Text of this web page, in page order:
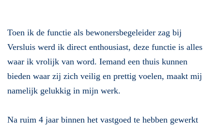
Toen ik de functie als bewonersbegeleider zag bij
Versluis werd ik direct enthousiast, deze functie is alles
waar ik vrolijk van word. Iemand een thuis kunnen
bieden waar zij zich veilig en prettig voelen, maakt mij
namelijk gelukkig in mijn werk.
Na ruim 4 jaar binnen het vastgoed te hebben gewerkt